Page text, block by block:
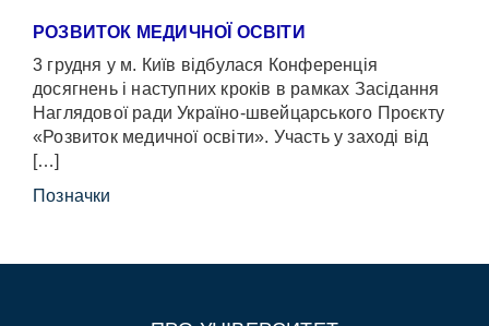
РОЗВИТОК МЕДИЧНОЇ ОСВІТИ
3 грудня у м. Київ відбулася Конференція
досягнень і наступних кроків в рамках Засідання
Наглядової ради Україно-швейцарського Проєкту
«Розвиток медичної освіти». Участь у заході від
[…]
Позначки